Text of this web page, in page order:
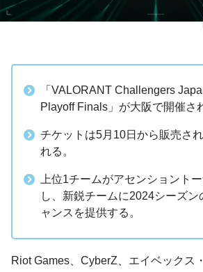
「VALORANT Challengers
Playoff Finals」が大阪で開催さ
チケットは5月10日から販売さ
れる。
上位1チームがアセンショント
し、新鋭チームに2024シーズン
ャンスを提供する。
Riot Games、CyberZ、エイベックス